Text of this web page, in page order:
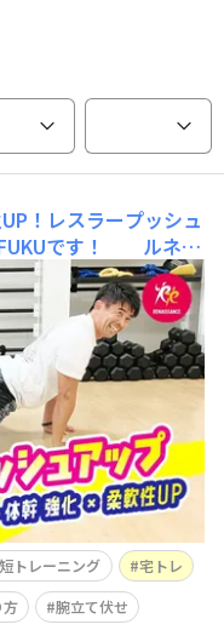
！レスラープッシュ
FUKUです！ ルネサ
ンネル」を更新しま
1種目で筋力・柔
のやり方 という内容
トレーニング
宅トレ
方 腕立て伏せ